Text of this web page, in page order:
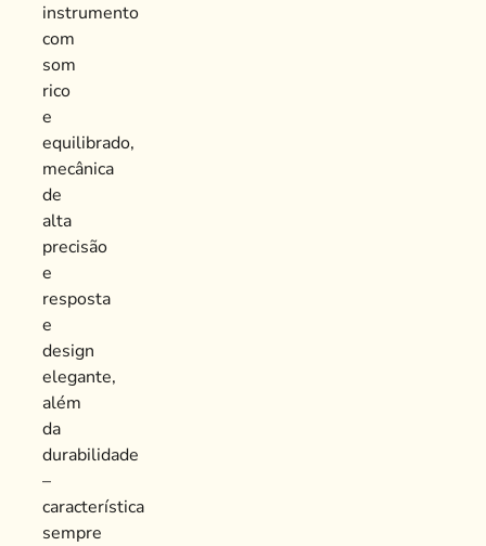
instrumento
com
som
rico
e
equilibrado,
mecânica
de
alta
precisão
e
resposta
e
design
elegante,
além
da
durabilidade
–
característica
sempre